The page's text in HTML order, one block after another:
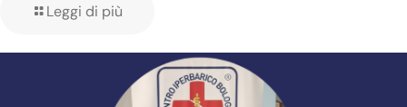
Leggi di più